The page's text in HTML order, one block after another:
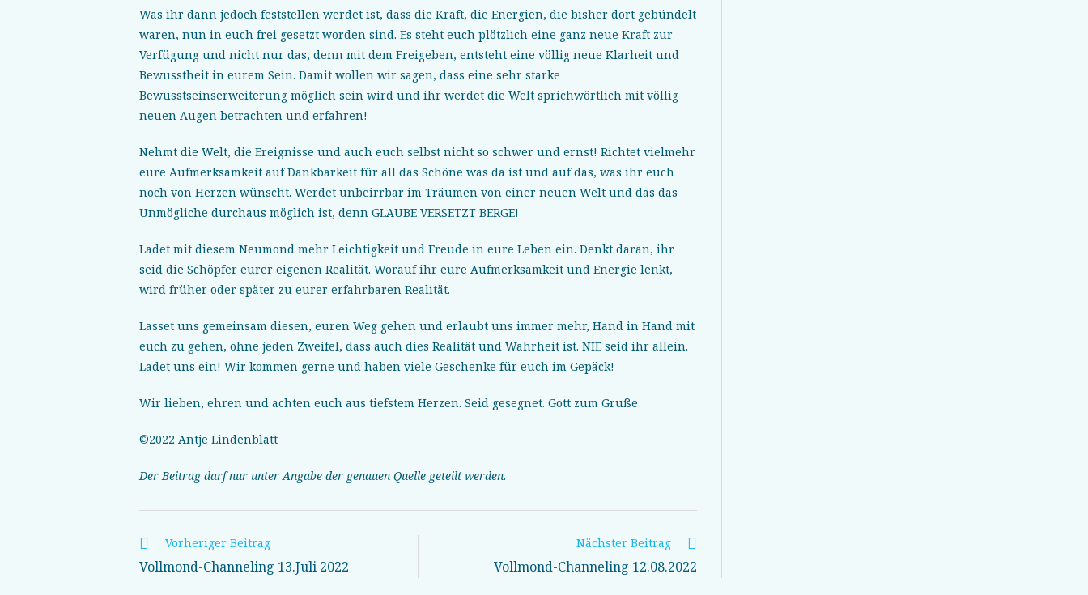
Was ihr dann jedoch feststellen werdet ist, dass die Kraft, die Energien, die bisher dort gebündelt
waren, nun in euch frei gesetzt worden sind. Es steht euch plötzlich eine ganz neue Kraft zur
Verfügung und nicht nur das, denn mit dem Freigeben, entsteht eine völlig neue Klarheit und
Bewusstheit in eurem Sein. Damit wollen wir sagen, dass eine sehr starke
Bewusstseinserweiterung möglich sein wird und ihr werdet die Welt sprichwörtlich mit völlig
neuen Augen betrachten und erfahren!
Nehmt die Welt, die Ereignisse und auch euch selbst nicht so schwer und ernst! Richtet vielmehr
eure Aufmerksamkeit auf Dankbarkeit für all das Schöne was da ist und auf das, was ihr euch
noch von Herzen wünscht. Werdet unbeirrbar im Träumen von einer neuen Welt und das das
Unmögliche durchaus möglich ist, denn GLAUBE VERSETZT BERGE!
Ladet mit diesem Neumond mehr Leichtigkeit und Freude in eure Leben ein. Denkt daran, ihr
seid die Schöpfer eurer eigenen Realität. Worauf ihr eure Aufmerksamkeit und Energie lenkt,
wird früher oder später zu eurer erfahrbaren Realität.
Lasset uns gemeinsam diesen, euren Weg gehen und erlaubt uns immer mehr, Hand in Hand mit
euch zu gehen, ohne jeden Zweifel, dass auch dies Realität und Wahrheit ist. NIE seid ihr allein.
Ladet uns ein! Wir kommen gerne und haben viele Geschenke für euch im Gepäck!
Wir lieben, ehren und achten euch aus tiefstem Herzen. Seid gesegnet. Gott zum Gruße
©2022 Antje Lindenblatt
Der Beitrag darf nur unter Angabe der genauen Quelle geteilt werden.
Weitere
Artikel
ansehen
Vorheriger Beitrag
Vollmond-Channeling 13.Juli 2022
Nächster Beitrag
Vollmond-Channeling 12.08.2022